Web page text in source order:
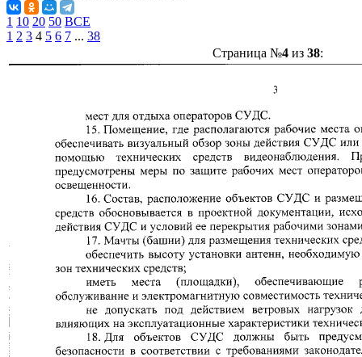
1 10 20 50 ВСЕ
1 2 3 4 5 6 7 ... 38
Страница №4из 38: